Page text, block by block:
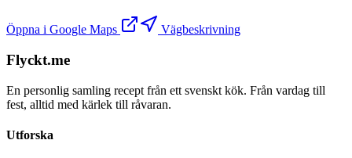
Öppna i Google Maps Vägbeskrivning
Flyckt.me
En personlig samling recept från ett svenskt kök. Från vardag till
fest, alltid med kärlek till råvaran.
Utforska